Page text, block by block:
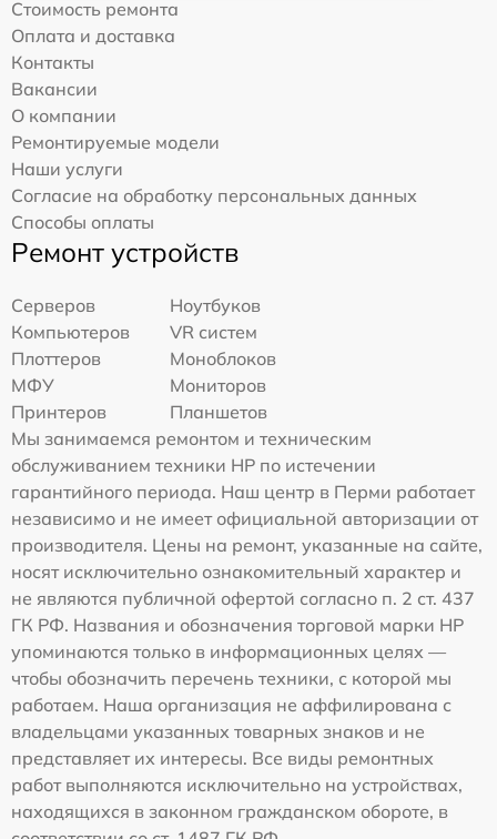
Стоимость ремонта
Оплата и доставка
Контакты
Вакансии
О компании
Ремонтируемые модели
Наши услуги
Согласие на обработку персональных данных
Способы оплаты
Ремонт устройств
Серверов
Ноутбуков
Компьютеров
VR систем
Плоттеров
Моноблоков
МФУ
Мониторов
Принтеров
Планшетов
Мы занимаемся ремонтом и техническим
обслуживанием техники HP по истечении
гарантийного периода. Наш центр в Перми работает
независимо и не имеет официальной авторизации от
производителя. Цены на ремонт, указанные на сайте,
носят исключительно ознакомительный характер и
не являются публичной офертой согласно п. 2 ст. 437
ГК РФ. Названия и обозначения торговой марки HP
упоминаются только в информационных целях —
чтобы обозначить перечень техники, с которой мы
работаем. Наша организация не аффилирована с
владельцами указанных товарных знаков и не
представляет их интересы. Все виды ремонтных
работ выполняются исключительно на устройствах,
находящихся в законном гражданском обороте, в